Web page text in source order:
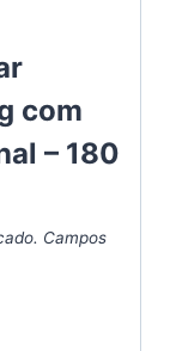
com
– 180
Campos